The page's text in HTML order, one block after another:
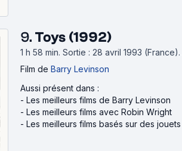
9. Toys (1992)
1 h 58 min. Sortie : 28 avril 1993 (France).
Film de Barry Levinson
Aussi présent dans :
- Les meilleurs films de Barry Levinson
- Les meilleurs films avec Robin Wright
- Les meilleurs films basés sur des jouets